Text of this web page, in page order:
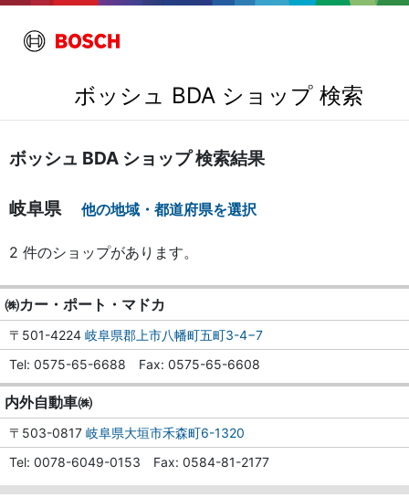
ボッシュ BDA ショップ 検索
ボッシュ BDA ショップ 検索結果
岐阜県 他の地域・都道府県を選択
2 件のショップがあります。
㈱カー・ポート・マドカ
〒501-4224 岐阜県郡上市八幡町五町3-4−7
Tel 0575-65-6688 Fax 0575-65-6608
内外自動車㈱
〒503-0817 岐阜県大垣市禾森町6-1320
Tel 0078-6049-0153 Fax 0584-81-2177